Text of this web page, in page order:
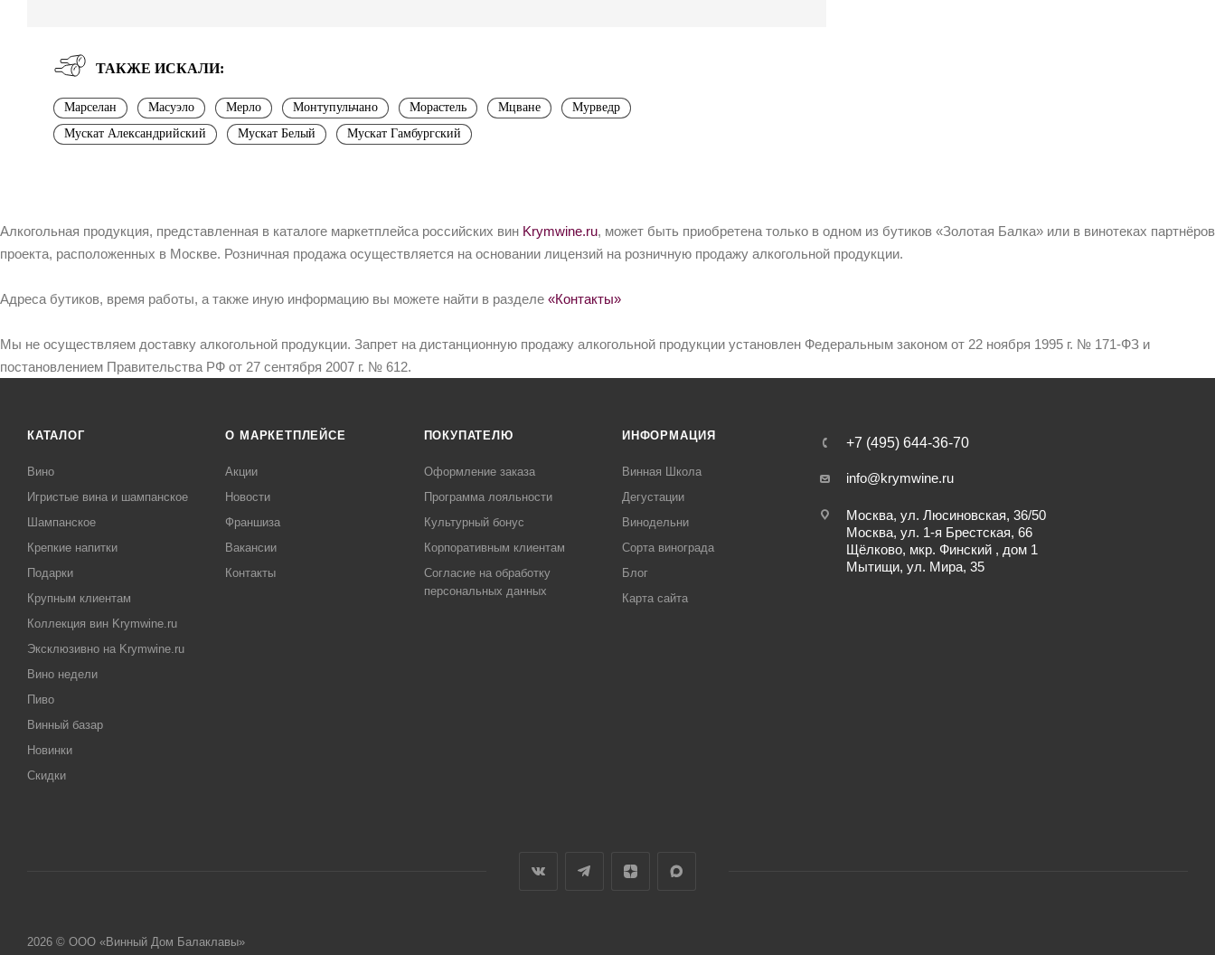
ТАКЖЕ ИСКАЛИ:
Марселан Масуэло Мерло Монтупульчано Морастель Мцване
Мурведр
Мускат Александрийский
Мускат Белый Мускат Гамбургский
Алкогольная продукция, представленная в каталоге маркетплейса российских вин Krymwine.ru, может быть приобретена только в одном из бутиков «Золотая Балка» или в винотеках партнёров
проекта, расположенных в Москве. Розничная продажа осуществляется на основании лицензий на розничную продажу алкогольной продукции.
Адреса бутиков, время работы, а также иную информацию вы можете найти в разделе «Контакты»
Мы не осуществляем доставку алкогольной продукции. Запрет на дистанционную продажу алкогольной продукции установлен Федеральным законом от 22 ноября 1995 г. № 171-ФЗ и
постановлением Правительства РФ от 27 сентября 2007 г. № 612.
КАТАЛОГ
Вино
Игристые вина и шампанское
Шампанское
Крепкие напитки
Подарки
Крупным клиентам
Коллекция вин Krymwine.ru
Эксклюзивно на Krymwine.ru
Вино недели
Пиво
Винный базар
Новинки
Скидки
О МАРКЕТПЛЕЙСЕ
Акции
Новости
Франшиза
Вакансии
Контакты
ПОКУПАТЕЛЮ
Оформление заказа
Программа лояльности
Культурный бонус
Корпоративным клиентам
Согласие на обработку
персональных данных
ИНФОРМАЦИЯ
Винная Школа
Дегустации
Винодельни
Сорта винограда
Блог
Карта сайта
+7 (495) 644-36-70
info@krymwine.ru
Москва, ул. Люсиновская, 36/50
Москва, ул. 1-я Брестская, 66
Щёлково, мкр. Финский , дом 1
Мытищи, ул. Мира, 35
2026 © ООО «Винный Дом Балаклавы»